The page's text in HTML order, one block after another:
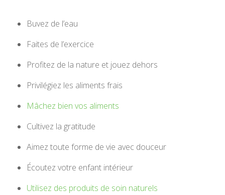
Buvez de l’eau
Faites de l’exercice
Profitez de la nature et jouez dehors
Privilégiez les aliments frais
Mâchez bien vos aliments
Cultivez la gratitude
Aimez toute forme de vie avec douceur
Écoutez votre enfant intérieur
Utilisez des produits de soin naturels